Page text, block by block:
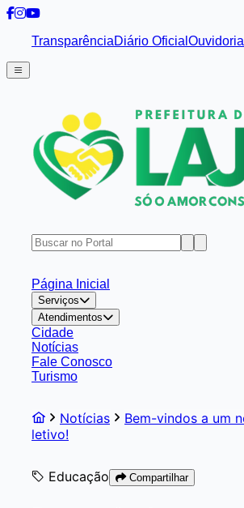
TransparênciaDiário Oficial
Página Inicial
Serviços
Atendimentos
Cidade
Notícias
Fale Conosco
Turismo
Notícias
Bem-vindos a um
letivo!
Educação Compartilhar